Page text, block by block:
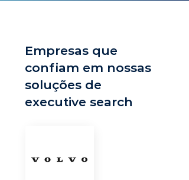
Empresas que
confiam em nossas
soluções de
executive search